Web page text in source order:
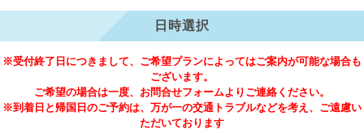
日時選択
※受付終了日につきまして、ご希望プランによってはご案内が可能な場合も
ございます。
ご希望の場合は一度、お問合せフォームよりご連絡ください。
※到着日と帰国日のご予約は、万が一の交通トラブルなどを考え、ご遠慮い
ただいております